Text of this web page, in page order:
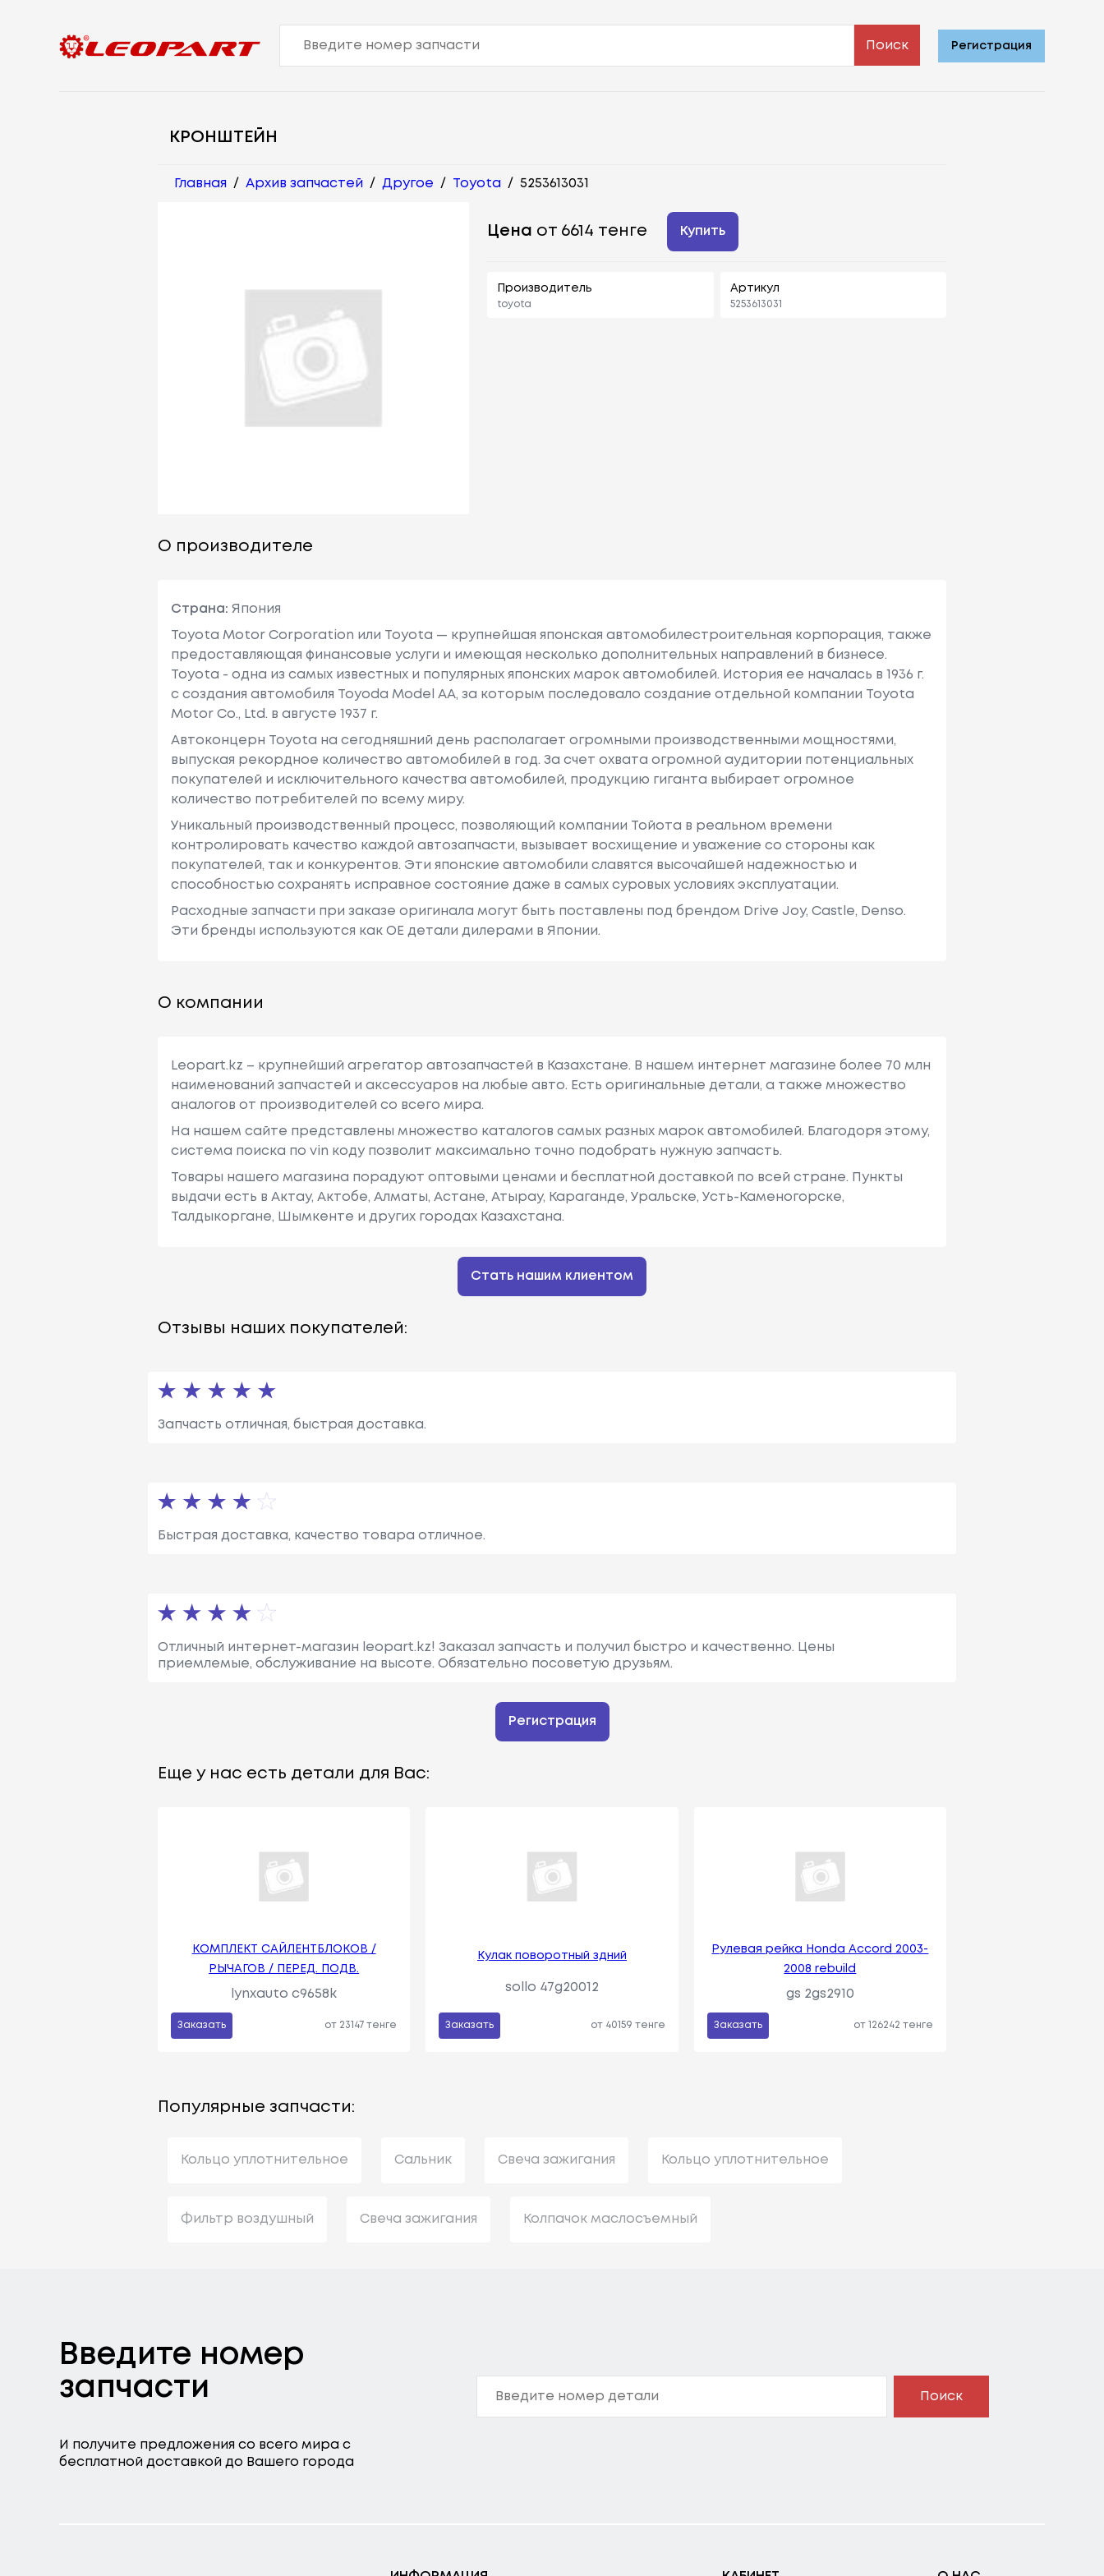
Поиск Регистрация
КРОНШТЕЙН
Главная / Архив запчастей / Другое / Toyota / 5253613031
Цена от 6614 тенге Купить
Производитель
toyota
Артикул
5253613031
О производителе
Страна: Япония
Toyota Motor Corporation или Toyota — крупнейшая японская автомобилестроительная корпорация, также
предоставляющая финансовые услуги и имеющая несколько дополнительных направлений в бизнесе.
Toyota - одна из самых известных и популярных японских марок автомобилей. История ее началась в 1936 г.
с создания автомобиля Toyoda Model AA, за которым последовало создание отдельной компании Toyota
Motor Co., Ltd. в августе 1937 г.
Автоконцерн Toyota на сегодняшний день располагает огромными производственными мощностями,
выпуская рекордное количество автомобилей в год. За счет охвата огромной аудитории потенциальных
покупателей и исключительного качества автомобилей, продукцию гиганта выбирает огромное
количество потребителей по всему миру.
Уникальный производственный процесс, позволяющий компании Тойота в реальном времени
контролировать качество каждой автозапчасти, вызывает восхищение и уважение со стороны как
покупателей, так и конкурентов. Эти японские автомобили славятся высочайшей надежностью и
способностью сохранять исправное состояние даже в самых суровых условиях эксплуатации.
Расходные запчасти при заказе оригинала могут быть поставлены под брендом Drive Joy, Castle, Denso.
Эти бренды используются как ОЕ детали дилерами в Японии.
О компании
Leopart.kz – крупнейший агрегатор автозапчастей в Казахстане. В нашем интернет магазине более 70 млн
наименований запчастей и аксессуаров на любые авто. Есть оригинальные детали, а также множество
аналогов от производителей со всего мира.
На нашем сайте представлены множество каталогов самых разных марок автомобилей. Благодоря этому,
система поиска по vin коду позволит максимально точно подобрать нужную запчасть.
Товары нашего магазина порадуют оптовыми ценами и бесплатной доставкой по всей стране. Пункты
выдачи есть в Актау, Актобе, Алматы, Астане, Атырау, Караганде, Уральске, Усть-Каменогорске,
Талдыкоргане, Шымкенте и других городах Казахстана.
Стать нашим клиентом
Отзывы наших покупателей:
Запчасть отличная, быстрая доставка.
Быстрая доставка, качество товара отличное.
Отличный интернет-магазин leopart.kz! Заказал запчасть и получил быстро и качественно. Цены
приемлемые, обслуживание на высоте. Обязательно посоветую друзьям.
Регистрация
Еще у нас есть детали для Вас:
КОМПЛЕКТ САЙЛЕНТБЛОКОВ /
РЫЧАГОВ / ПЕРЕД. ПОДВ.
lynxauto c9658k
Заказать от 23147 тенге
Кулак поворотный здний
sollo 47g20012
Заказать от 40159 тенге
Рулевая рейка Honda Accord 2003-
2008 rebuild
gs 2gs2910
Заказать от 126242 тенге
Популярные запчасти:
Кольцо уплотнительное Сальник Свеча зажигания Кольцо уплотнительное
Фильтр воздушный Свеча зажигания Колпачок маслосъемный
Введите номер
запчасти
И получите предложения со всего мира с
бесплатной доставкой до Вашего города
Поиск